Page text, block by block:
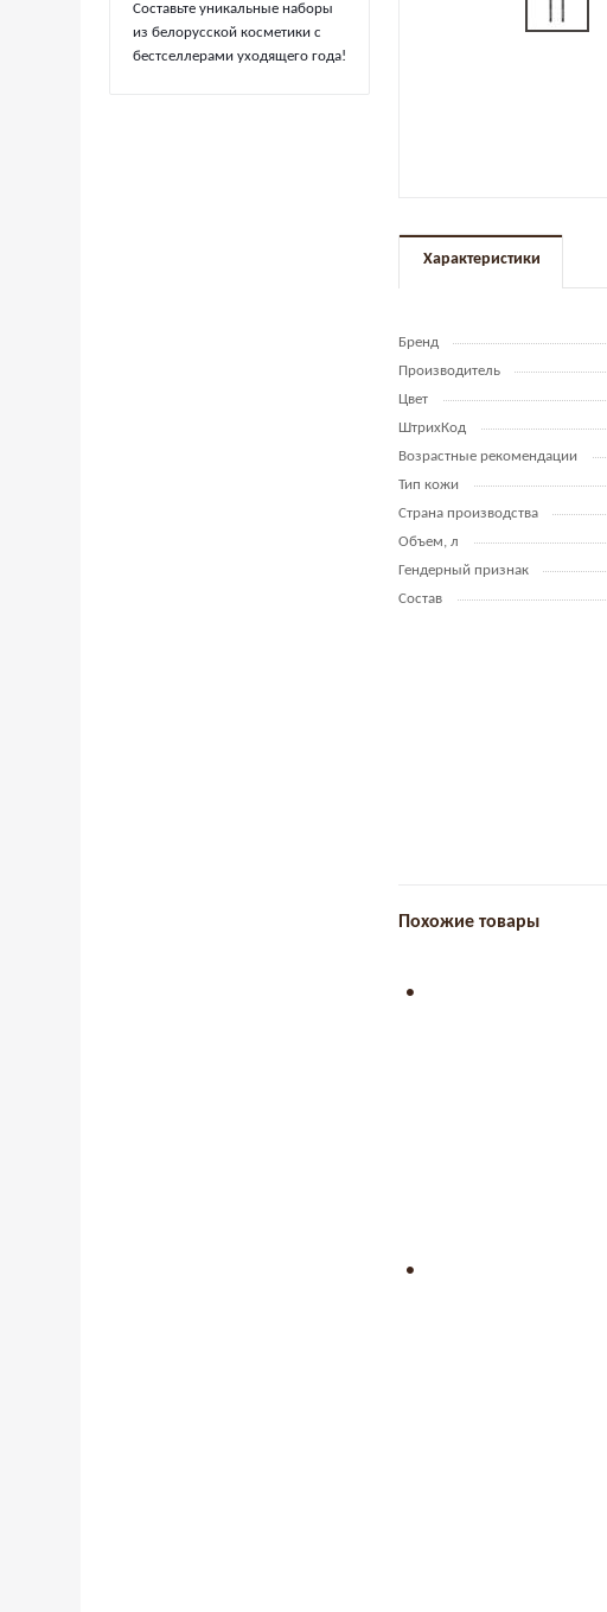
Составьте уникальные наборы
из белорусской косметики с
бестселлерами уходящего года!
Характеристики
Бренд
Производитель
Цвет
ШтрихКод
Возрастные рекомендации
Тип кожи
Страна производства
Объем, л
Гендерный признак
Состав
Похожие товары